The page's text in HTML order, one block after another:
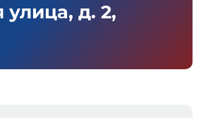
улица, д. 2,